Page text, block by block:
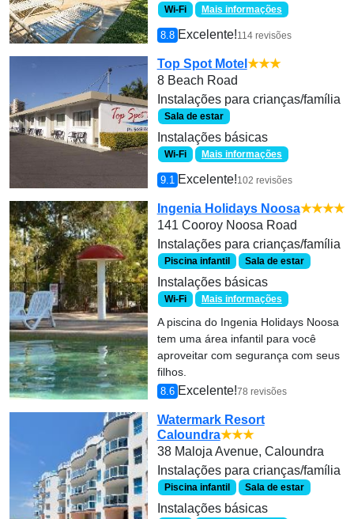
Wi-Fi Mais informações
8.8 Excelente!114 revisões
Top Spot Motel ★★★
8 Beach Road
Instalações para crianças/família
Sala de estar
Instalações básicas
Wi-Fi Mais informações
9.1 Excelente!102 revisões
Ingenia Holidays Noosa★★★★
141 Cooroy Noosa Road
Instalações para crianças/família
Piscina infantil Sala de estar
Instalações básicas
Wi-Fi Mais informações
A piscina do Ingenia Holidays Noosa
tem uma área infantil para você
aproveitar com segurança com seus
filhos.
8.6 Excelente!78 revisões
Watermark Resort
Caloundra★★★
38 Maloja Avenue, Caloundra
Instalações para crianças/família
Piscina infantil Sala de estar
Instalações básicas